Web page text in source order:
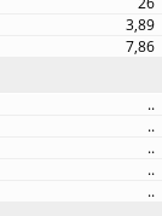
3,89
7,86
..
..
..
..
..